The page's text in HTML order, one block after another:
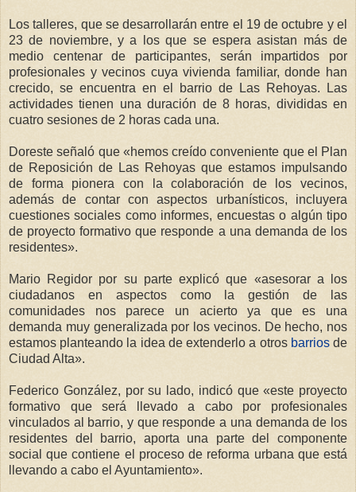
Los talleres, que se desarrollarán entre el 19 de octubre y el
23 de noviembre, y a los que se espera asistan más de
medio centenar de participantes, serán impartidos por
profesionales y vecinos cuya vivienda familiar, donde han
crecido, se encuentra en el barrio de Las Rehoyas. Las
actividades tienen una duración de 8 horas, divididas en
cuatro sesiones de 2 horas cada una.
Doreste señaló que «hemos creído conveniente que el Plan
de Reposición de Las Rehoyas que estamos impulsando
de forma pionera con la colaboración de los vecinos,
además de contar con aspectos urbanísticos, incluyera
cuestiones sociales como informes, encuestas o algún tipo
de proyecto formativo que responde a una demanda de los
residentes».
Mario Regidor por su parte explicó que «asesorar a los
ciudadanos en aspectos como la gestión de las
comunidades nos parece un acierto ya que es una
demanda muy generalizada por los vecinos. De hecho, nos
estamos planteando la idea de extenderlo a otros barriosde
Ciudad Alta».
Federico González, por su lado, indicó que «este proyecto
formativo que será llevado a cabo por profesionales
vinculados al barrio, y que responde a una demanda de los
residentes del barrio, aporta una parte del componente
social que contiene el proceso de reforma urbana que está
llevando a cabo el Ayuntamiento».